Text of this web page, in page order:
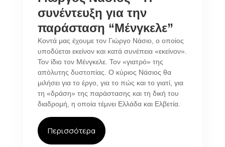
συνέντευξη για την
παράσταση “Μένγκελε”
Κοντά μας έχουμε τον Γιώργο Νάσιο, ο οποίος
υποδύεται εκείνον και κατά συνέπεια «εκείνον».
Τον ίδιο τον Μένγκελε. Τον «γιατρό» της
απόλυτης δυστοπίας. Ο κύριος Νάσιος θα
μιλήσει για το έργο, για το πώς και το γιατί, για
τη «δράση» της παράστασης και τη δική του
διαδρομή, η οποία τέμνει Ελλάδα και Ελβετία.
Περισσότερα